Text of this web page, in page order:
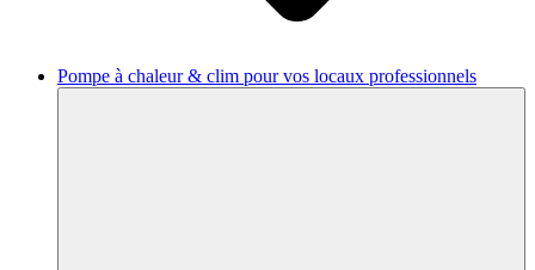
Pompe à chaleur & clim pour vos locaux professionnels